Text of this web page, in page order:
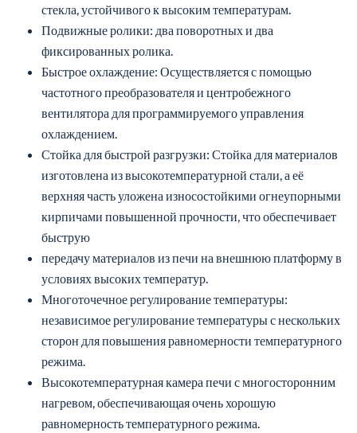
стекла, устойчивого к высоким температурам.
Подвижные ролики: два поворотных и два
фиксированных ролика.
Быстрое охлаждение: Осуществляется с помощью
частотного преобразователя и центробежного
вентилятора для программируемого управления
охлаждением.
Стойка для быстрой разгрузки: Стойка для материалов
изготовлена из высокотемпературной стали, а её
верхняя часть уложена износостойкими огнеупорными
кирпичами повышенной прочности, что обеспечивает
быструю
передачу материалов из печи на внешнюю платформу в
условиях высоких температур.
Многоточечное регулирование температуры:
независимое регулирование температуры с нескольких
сторон для повышения равномерности температурного
режима.
Высокотемпературная камера печи с многосторонним
нагревом, обеспечивающая очень хорошую
равномерность температурного режима.